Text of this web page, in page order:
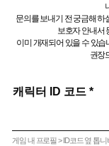
문의를 보내기 전 궁금해 하
보호자 안내서
이미 개재되어 있을 수 있
권장
캐릭터 ID 코드
게임 내 프로필 > ID코드 옆 톱